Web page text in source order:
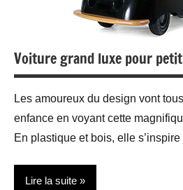
Voiture grand luxe pour
Les amoureux du design vont
enfance en voyant cette
En plastique et bois, elle
Lire la suite